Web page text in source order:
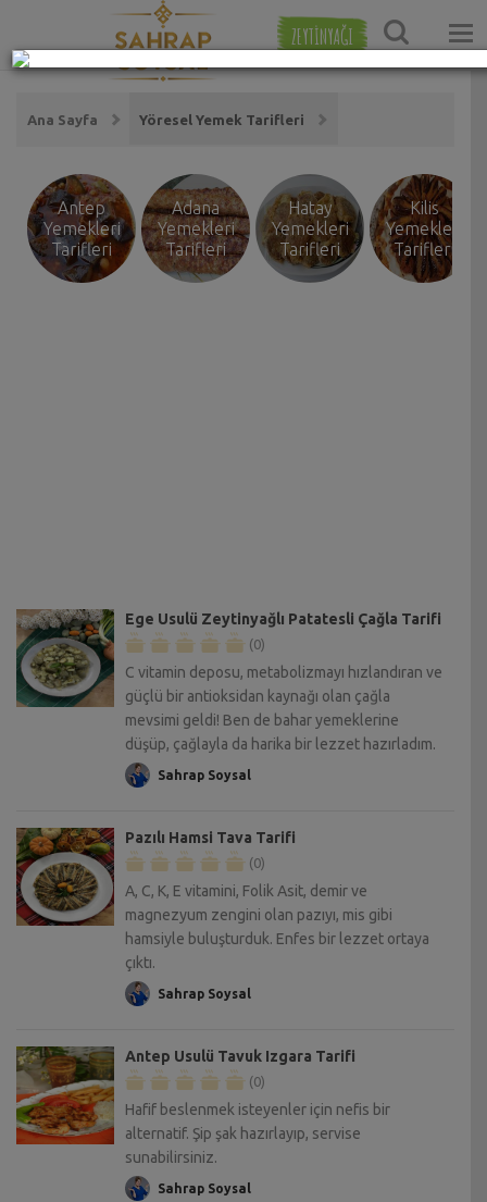
ZEYTİNYAĞI
Ana Sayfa Yöresel Yemek Tarifleri
Antep
Yemekleri
Tarifleri
Adana
Yemekleri
Tarifleri
Hatay
Yemekleri
Tarifleri
Kilis
Yemekleri
Tarifleri
Ege Usulü Zeytinyağlı Patatesli Çağla Tarifi
(0)
C vitamin deposu, metabolizmayı hızlandıran ve
güçlü bir antioksidan kaynağı olan çağla
mevsimi geldi! Ben de bahar yemeklerine
düşüp, çağlayla da harika bir lezzet hazırladım.
Sahrap Soysal
Pazılı Hamsi Tava Tarifi
(0)
A, C, K, E vitamini, Folik Asit, demir ve
magnezyum zengini olan pazıyı, mis gibi
hamsiyle buluşturduk. Enfes bir lezzet ortaya
çıktı.
Sahrap Soysal
Antep Usulü Tavuk Izgara Tarifi
(0)
Hafif beslenmek isteyenler için nefis bir
alternatif. Şip şak hazırlayıp, servise
sunabilirsiniz.
Sahrap Soysal